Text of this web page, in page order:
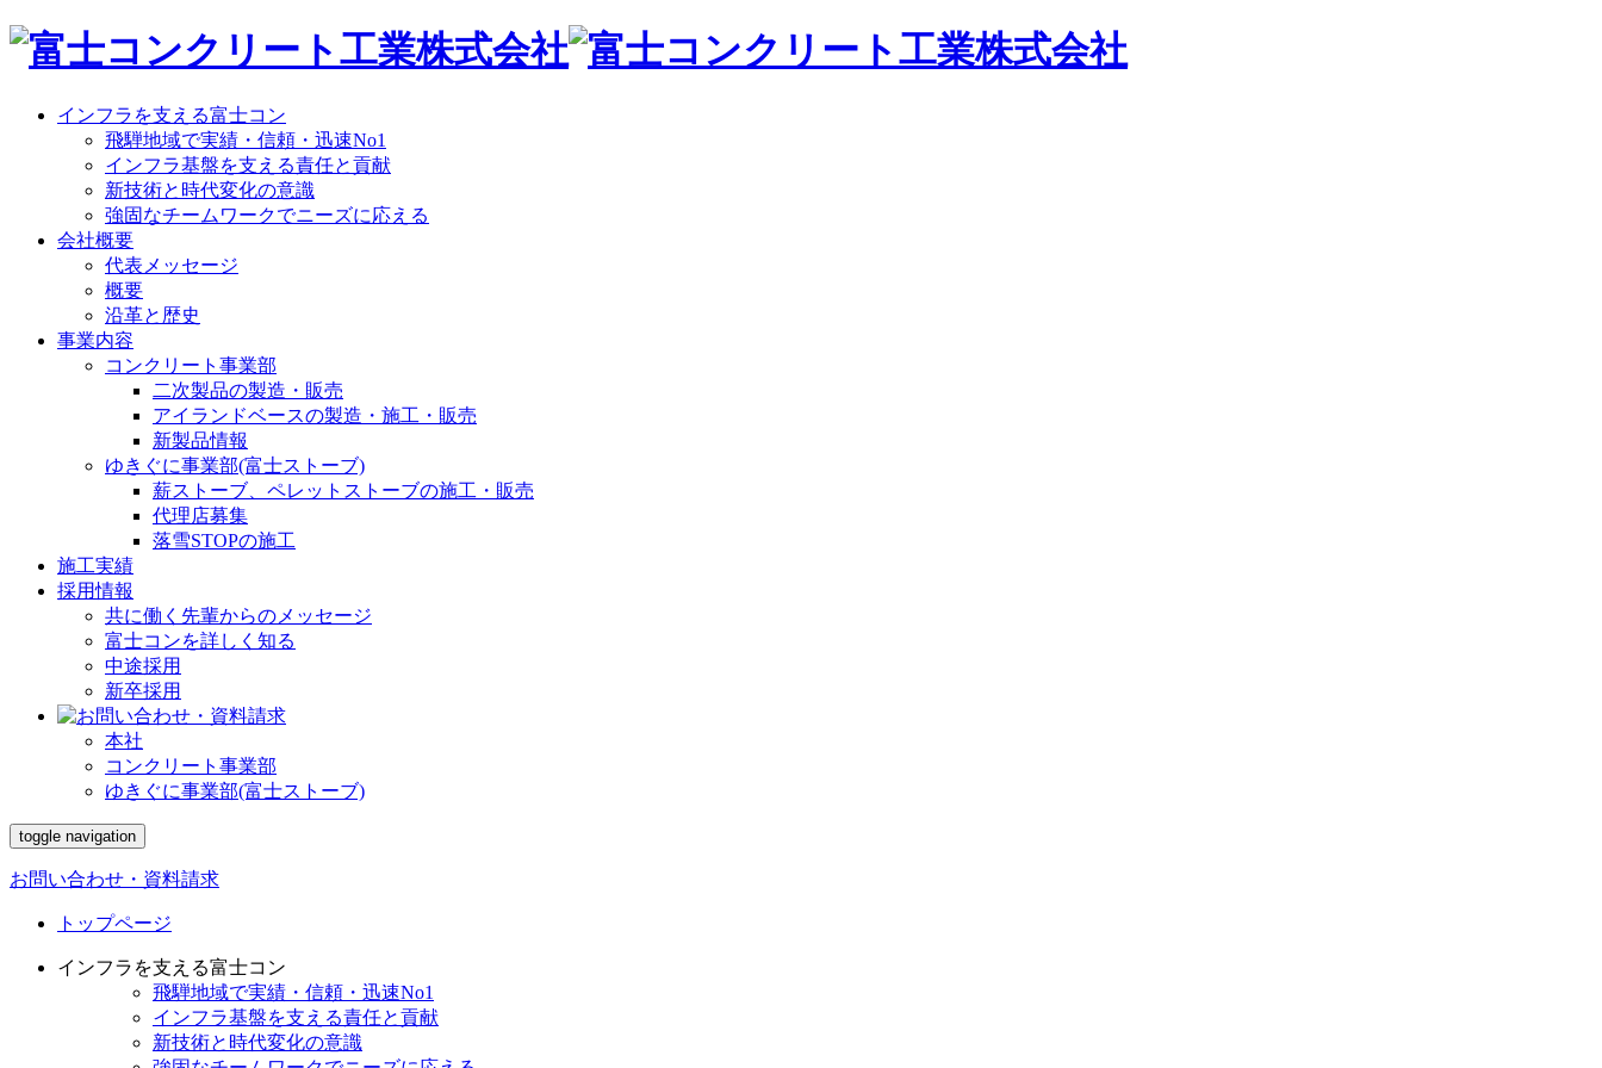
インフラを支える富士コン
飛騨地域で実績・信頼・迅速No1
インフラ基盤を支える責任と貢献
新技術と時代変化の意識
強固なチームワークでニーズに応える
会社概要
代表メッセージ
概要
沿革と歴史
事業内容
コンクリート事業部
二次製品の製造・販売
アイランドベースの製造・施工・販売
新製品情報
ゆきぐに事業部(富士ストーブ)
薪ストーブ、ペレットストーブの施工・販売
代理店募集
落雪STOPの施工
施工実績
採用情報
共に働く先輩からのメッセージ
富士コンを詳しく知る
中途採用
新卒採用
本社
コンクリート事業部
ゆきぐに事業部(富士ストーブ)
toggle navigation
お問い合わせ・資料請求
トップページ
インフラを支える富士コン
飛騨地域で実績・信頼・迅速No1
インフラ基盤を支える責任と貢献
新技術と時代変化の意識